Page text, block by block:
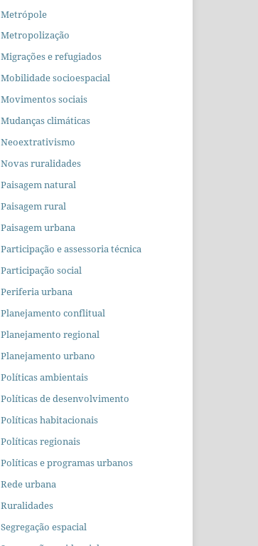
Metrópole
Metropolização
Migrações e refugiados
Mobilidade socioespacial
Movimentos sociais
Mudanças climáticas
Neoextrativismo
Novas ruralidades
Paisagem natural
Paisagem rural
Paisagem urbana
Participação e assessoria técnica
Participação social
Periferia urbana
Planejamento conflitual
Planejamento regional
Planejamento urbano
Políticas ambientais
Políticas de desenvolvimento
Políticas habitacionais
Políticas regionais
Políticas e programas urbanos
Rede urbana
Ruralidades
Segregação espacial